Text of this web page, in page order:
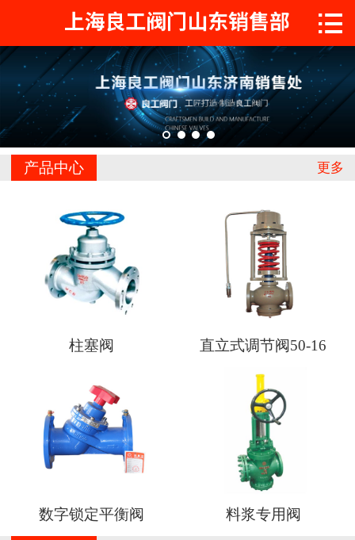
 首页
关于工良
产品中心
工程案例
联系我们

更多
产品中心
柱塞阀 直立式调节阀50-16
数字锁定平衡阀 料浆专用阀